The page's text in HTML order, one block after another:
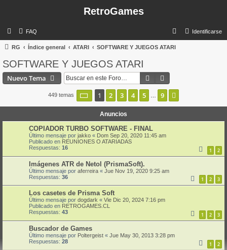
RetroGames
FAQ Identificarse
RG Índice general ATARI SOFTWARE Y JUEGOS ATARI
SOFTWARE Y JUEGOS ATARI
Nuevo Tema Buscar
449 temas Página de
1 2 3 4 5 9
Anuncios
COPIADOR TURBO SOFTWARE - FINAL
Último mensaje por jakko « Dom Sep 20, 2020 11:45 am
Publicado en REUNIONES O ATARIADAS
Respuestas: 16 1 2
Imágenes ATR de Netol (PrismaSoft).
Último mensaje por aferreira « Jue Nov 19, 2020 9:25 am
Respuestas: 36 1 2 3
Los casetes de Prisma Soft
Último mensaje por dogdark « Vie Dic 20, 2024 7:16 pm
Publicado en RETROGAMES.CL
Respuestas: 43 1 2 3
Buscador de Games
Último mensaje por Poltergeist « Jue May 30, 2013 3:28 pm
Respuestas: 28 1 2